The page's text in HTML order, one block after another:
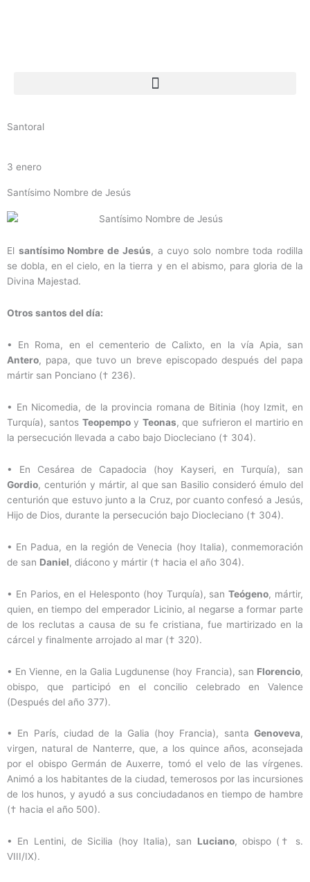
Santoral
3 enero
Santísimo Nombre de Jesús
El santísimo Nombre de Jesús, a cuyo solo nombre toda rodilla
se dobla, en el cielo, en la tierra y en el abismo, para gloria de la
Divina Majestad.
Otros santos del día:
• En Roma, en el cementerio de Calixto, en la vía Apia, san
Antero, papa, que tuvo un breve episcopado después del papa
mártir san Ponciano († 236).
• En Nicomedia, de la provincia romana de Bitinia (hoy Izmit, en
Turquía), santos Teopempoy Teonas, que sufrieron el martirio en
la persecución llevada a cabo bajo Diocleciano († 304).
• En Cesárea de Capadocia (hoy Kayseri, en Turquía), san
Gordio, centurión y mártir, al que san Basilio consideró émulo del
centurión que estuvo junto a la Cruz, por cuanto confesó a Jesús,
Hijo de Dios, durante la persecución bajo Diocleciano († 304).
• En Padua, en la región de Venecia (hoy Italia), conmemoración
de san Daniel, diácono y mártir († hacia el año 304).
• En Parios, en el Helesponto (hoy Turquía), sanTeógeno, mártir,
quien, en tiempo del emperador Licinio, al negarse a formar parte
de los reclutas a causa de su fe cristiana, fue martirizado en la
cárcel y finalmente arrojado al mar († 320).
• En Vienne, en la Galia Lugdunense (hoy Francia), san Florencio,
obispo, que participó en el concilio celebrado en Valence
(Después del año 377).
• En París, ciudad de la Galia (hoy Francia), santaGenoveva,
virgen, natural de Nanterre, que, a los quince años, aconsejada
por el obispo Germán de Auxerre, tomó el velo de las vírgenes.
Animó a los habitantes de la ciudad, temerosos por las incursiones
de los hunos, y ayudó a sus conciudadanos en tiempo de hambre
(† hacia el año 500).
• En Lentini, de Sicilia (hoy Italia), san Luciano, obispo († s.
VIII/IX).